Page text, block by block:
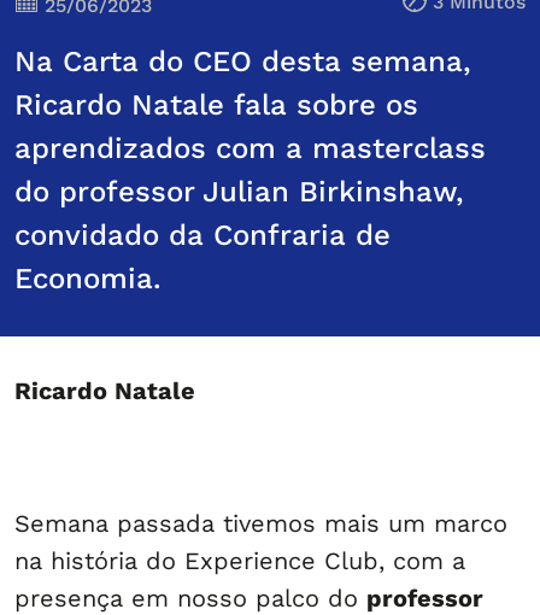
25/06/2023
Na Carta do CEO desta semana,
Ricardo Natale fala sobre os
aprendizados com a masterclass
do professor Julian Birkinshaw,
convidado da Confraria de
Economia.
Ricardo Natale
Semana passada tivemos mais um marco
na história do Experience Club, com a
presença em nosso palco do professor